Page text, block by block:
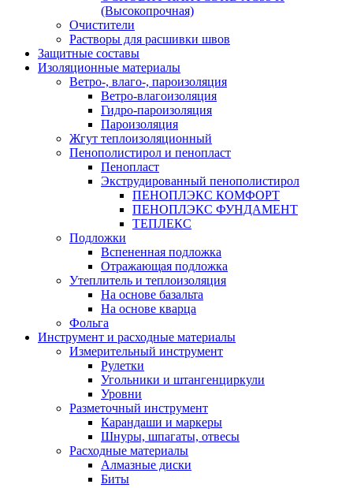
(Высокопрочная)
Очистители
Растворы для расшивки швов
Защитные составы
Изоляционные материалы
Ветро-, влаго-, пароизоляция
Ветро-влагоизоляция
Гидро-пароизоляция
Пароизоляция
Жгут теплоизоляционный
Пенополистирол и пенопласт
Пенопласт
Экструдированный пенополистирол
ПЕНОПЛЭКС КОМФОРТ
ПЕНОПЛЭКС ФУНДАМЕНТ
ТЕПЛЕКС
Подложки
Вспененная подложка
Отражающая подложка
Утеплитель и теплоизоляция
На основе базальта
На основе кварца
Фольга
Инструмент и расходные материалы
Измерительный инструмент
Рулетки
Угольники и штангенциркули
Уровни
Разметочный инструмент
Карандаши и маркеры
Шнуры, шпагаты, отвесы
Расходные материалы
Алмазные диски
Биты